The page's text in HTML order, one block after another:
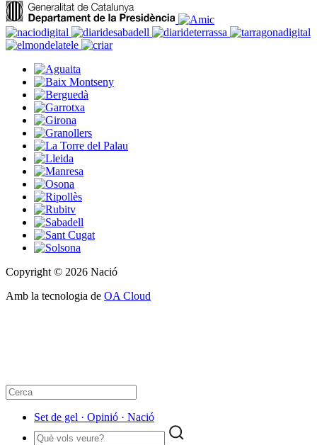
Copyright © 2026 Nació
Amb la tecnologia de OA Cloud
Set de gel · Opinió · Nació